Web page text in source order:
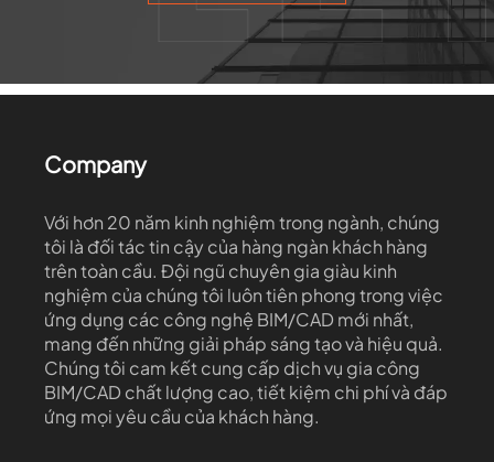
Company
Với hơn 20 năm kinh nghiệm trong ngành, chúng
tôi là đối tác tin cậy của hàng ngàn khách hàng
trên toàn cầu. Đội ngũ chuyên gia giàu kinh
nghiệm của chúng tôi luôn tiên phong trong việc
ứng dụng các công nghệ BIM/CAD mới nhất,
mang đến những giải pháp sáng tạo và hiệu quả.
Chúng tôi cam kết cung cấp dịch vụ gia công
BIM/CAD chất lượng cao, tiết kiệm chi phí và đáp
ứng mọi yêu cầu của khách hàng.